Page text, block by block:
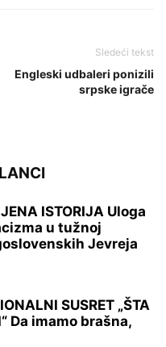
Sledeći tekst
Engleski udbaleri ponizili
srpske igrače
ISTORIJA Uloga
u tužnoj
Jevreja
SUSRET „ŠTA
Da imamo brašna,